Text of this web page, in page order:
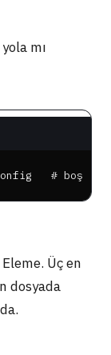
mı
# boş
Üç en
dosyada